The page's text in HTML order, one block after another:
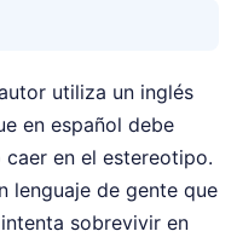
utiliza un inglés
en español debe
en el estereotipo.
lenguaje de gente que
sobrevivir en